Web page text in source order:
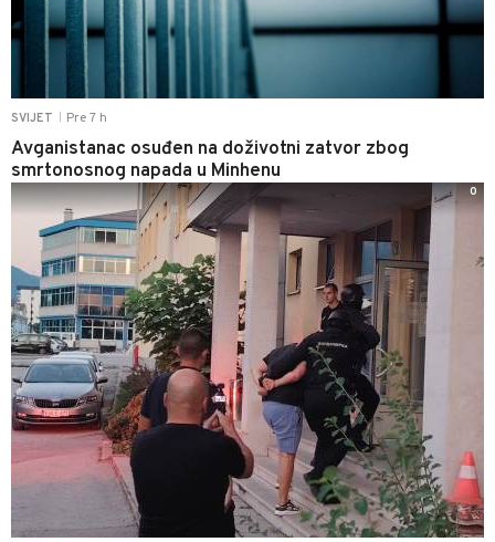
SVIJET Pre 7 h
Avganistanac osuđen na doživotni zatvor zbog
smrtonosnog napada u Minhenu
0